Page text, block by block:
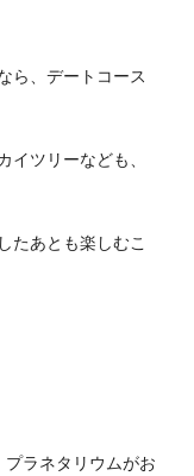
ら、デートコース
イツリーなども、
たあとも楽しむこ
ラネタリウムがお